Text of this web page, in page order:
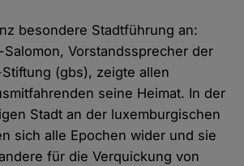
besondere Stadtführung an:
Vorstandssprecher der
(gbs), zeigte allen
seine Heimat. In der
Stadt an der luxemburgischen
sich alle Epochen wider und sie
für die Verquickung von